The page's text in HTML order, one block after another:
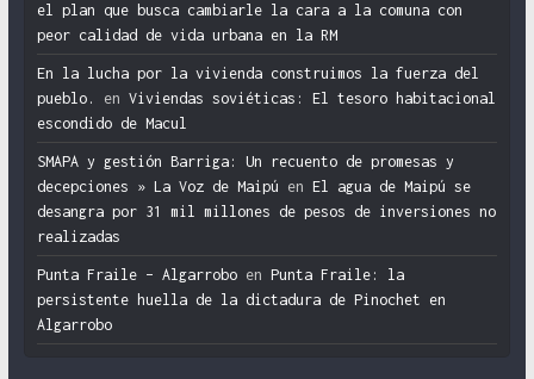
el plan que busca cambiarle la cara a la comuna con
peor calidad de vida urbana en la RM
En la lucha por la vivienda construimos la fuerza del
pueblo.
en Viviendas soviéticas: El tesoro habitacional
escondido de Macul
SMAPA y gestión Barriga: Un recuento de promesas y
decepciones » La Voz de Maipú en El agua de Maipú se
desangra por 31 mil millones de pesos de inversiones no
realizadas
Punta Fraile – Algarroboen Punta Fraile: la
persistente huella de la dictadura de Pinochet en
Algarrobo